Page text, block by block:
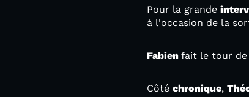
Pour la grande
à l'occasion de la
Fabien fait le tour de
Côté chronique,